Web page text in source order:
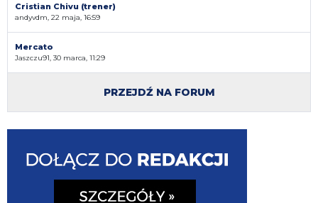
Cristian Chivu (trener)
andyvdm, 22 maja, 16:59
Mercato
Jaszczu91, 30 marca, 11:29
PRZEJDŹ NA FORUM